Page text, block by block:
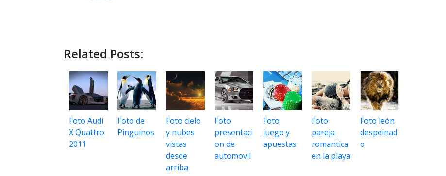
Related Posts:
Foto Audi
X Quattro
2011
Foto de
Pinguinos
Foto cielo
y nubes
vistas
desde
arriba
Foto
presentaci
on de
automovil
Foto
juego y
apuestas
Foto
pareja
romantica
en la playa
Foto león
despeinad
o